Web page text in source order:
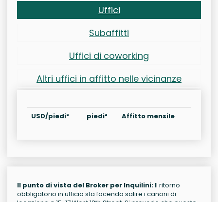
Uffici
Subaffitti
Uffici di coworking
Altri uffici in affitto nelle vicinanze
USD/piedi² piedi² Affitto mensile
Il punto di vista del Broker per Inquilini:Il ritorno
obbligatorio in ufficio sta facendo salire i canoni di